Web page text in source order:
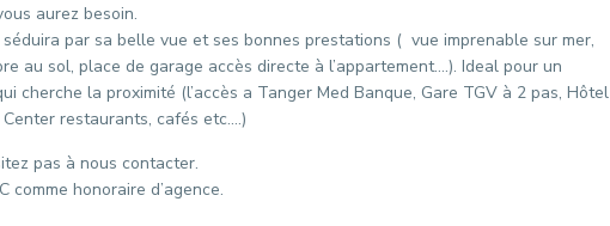
aurez besoin.
par sa belle vue et ses bonnes prestations ( vue imprenable sur mer,
au sol, place de garage accès directe à l’appartement….). Ideal pour un
cherche la proximité (l’accès a Tanger Med Banque, Gare TGV à 2 pas, Hôtel
restaurants, cafés etc.…)
pas à nous contacter.
comme honoraire d’agence.